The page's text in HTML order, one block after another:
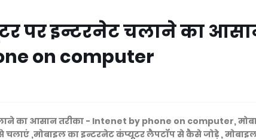
पर इन्टरनेट चलाने का
on computer
का आसान तरीका - Intenet by phone on computer,
चलाएं ,मोबाइल का इन्टरनेट कंप्यूटर लैपटॉप से कैसे जोड़े ,